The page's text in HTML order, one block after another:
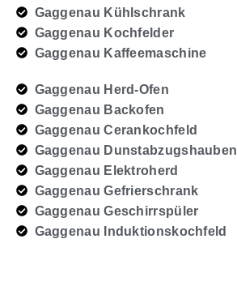
Gaggenau Kühlschrank
Gaggenau Kochfelder
Gaggenau Kaffeemaschine
Gaggenau Herd-Ofen
Gaggenau Backofen
Gaggenau Cerankochfeld
Gaggenau Dunstabzugshauben
Gaggenau Elektroherd
Gaggenau Gefrierschrank
Gaggenau Geschirrspüler
Gaggenau Induktionskochfeld